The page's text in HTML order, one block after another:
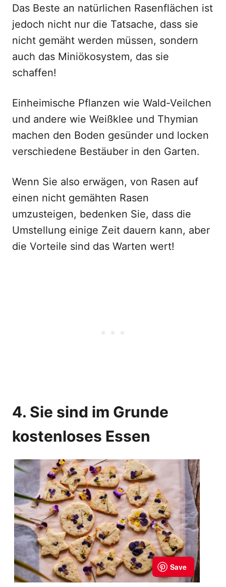
Das Beste an natürlichen Rasenflächen ist
jedoch nicht nur die Tatsache, dass sie
nicht gemäht werden müssen, sondern
auch das Miniökosystem, das sie
schaffen!
Einheimische Pflanzen wie Wald-Veilchen
und andere wie Weißklee und Thymian
machen den Boden gesünder und locken
verschiedene Bestäuber in den Garten.
Wenn Sie also erwägen, von Rasen auf
einen nicht gemähten Rasen
umzusteigen, bedenken Sie, dass die
Umstellung einige Zeit dauern kann, aber
die Vorteile sind das Warten wert!
4. Sie sind im Grunde
kostenloses Essen